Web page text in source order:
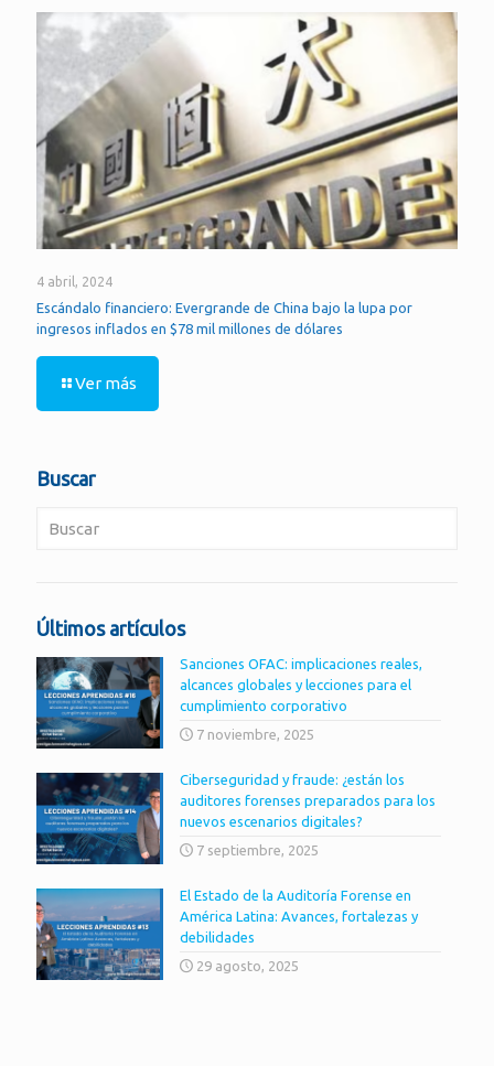
4 abril, 2024
Escándalo financiero: Evergrande de China bajo la lupa por
ingresos inflados en $78 mil millones de dólares
Ver más
Buscar
Últimos artículos
Sanciones OFAC: implicaciones reales,
alcances globales y lecciones para el
cumplimiento corporativo
7 noviembre, 2025
Ciberseguridad y fraude: ¿están los
auditores forenses preparados para los
nuevos escenarios digitales?
7 septiembre, 2025
El Estado de la Auditoría Forense en
América Latina: Avances, fortalezas y
debilidades
29 agosto, 2025